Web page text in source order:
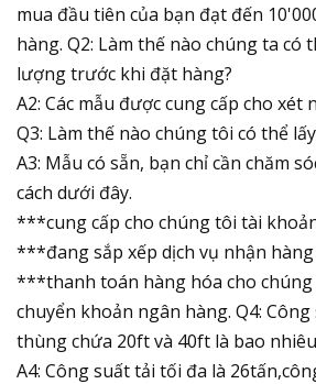
mua đầu tiên của bạn đạt đến
hàng. Q2: Làm thế nào chúng ta có
lượng trước khi đặt hàng?
A2: Các mẫu được cung cấp cho xét
Q3: Làm thế nào chúng tôi có thể
A3: Mẫu có sẵn, bạn chỉ cần chăm
cách dưới đây.
***cung cấp cho chúng tôi tài
***đang sắp xếp dịch vụ nhận hàng
***thanh toán hàng hóa cho chúng
chuyển khoản ngân hàng. Q4:
thùng chứa 20ft và 40ft là bao
A4: Công suất tải tối đa là